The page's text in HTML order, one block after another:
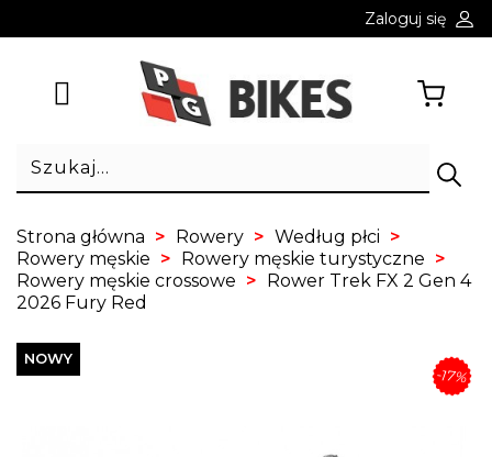
Zaloguj się
Strona główna Rowery
Według płci
Rowery męskie
Rowery męskie turystyczne
Rowery męskie crossowe
Rower Trek FX 2 Gen 4
2026 Fury Red
NOWY
-17%